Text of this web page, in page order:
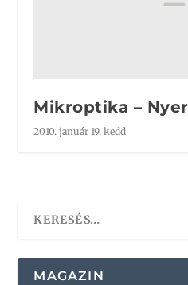
Mikroptika –
2010. január 19. kedd
MAGAZIN